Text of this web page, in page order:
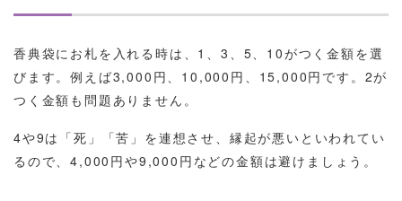
香典袋にお札を入れる時は、1、3、5、10がつく金額を選
びます。例えば3,000円、10,000円、15,000円です。2が
つく金額も問題ありません。
4や9は「死」「苦」を連想させ、縁起が悪いといわれてい
るので、4,000円や9,000円などの金額は避けましょう。